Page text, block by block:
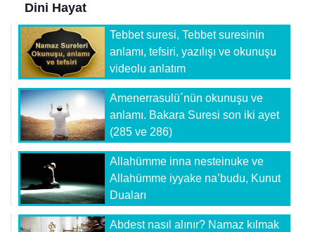
Dini Hayat
Tebbet suresi, Tebbet suresinin
anlamı, tefsiri, yazılışı ve okunuşu
videolu anlatım
Amenerrasulü´nün okunuşu ve
anlamı. Bakara Suresi son iki ayet
(285 ve 286)
Allahümme inna nesteinuke ve
Allahümme iyyake na’budu, Kunut
Duaları
Abdest nasıl alınır? Namaz kılmak